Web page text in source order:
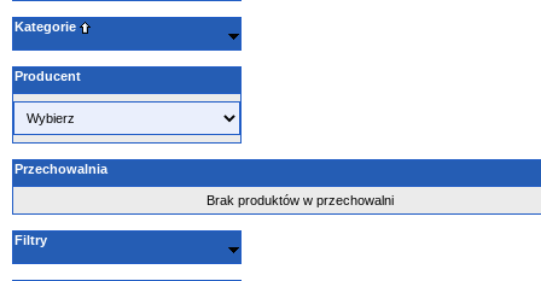
Kategorie
Producent
Przechowalnia
Brak produktów w przechowalni
Filtry